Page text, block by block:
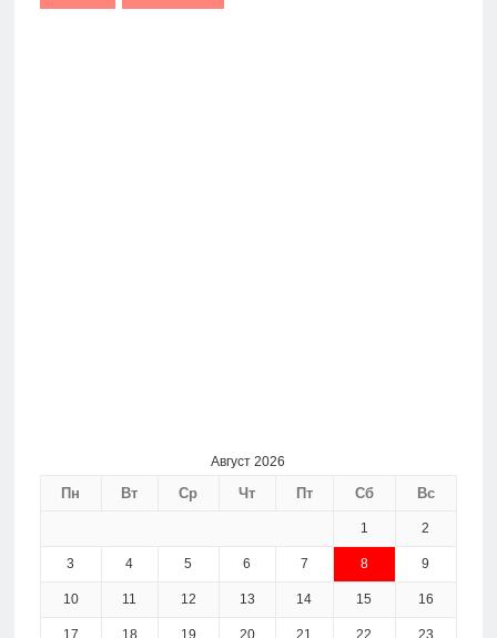
Август 2026
Пн Вт Ср Чт Пт Сб Вс
1 2
3 4 5 6 7 8 9
10 11 12 13 14 15 16
17 18 19 20 21 22 23